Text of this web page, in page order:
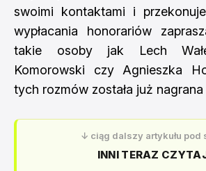
swoimi kontaktami i
wypłacania honorariów
takie osoby jak Lech
Komorowski czy Agnieszka
tych rozmów została już
↓ ciąg dalszy artykułu pod
INNI TERAZ